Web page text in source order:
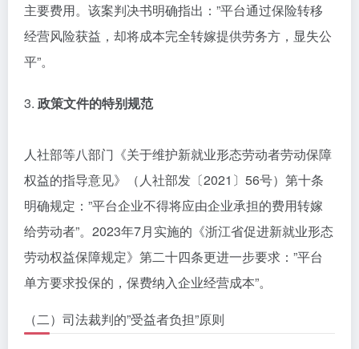
主要费用。该案判决书明确指出：”平台通过保险转移
经营风险获益，却将成本完全转嫁提供劳务方，显失公
平”。
3. 政策文件的特别规范
人社部等八部门《关于维护新就业形态劳动者劳动保障
权益的指导意见》（人社部发〔2021〕56号）第十条
明确规定：”平台企业不得将应由企业承担的费用转嫁
给劳动者”。2023年7月实施的《浙江省促进新就业形态
劳动权益保障规定》第二十四条更进一步要求：”平台
单方要求投保的，保费纳入企业经营成本”。
（二）司法裁判的”受益者负担”原则